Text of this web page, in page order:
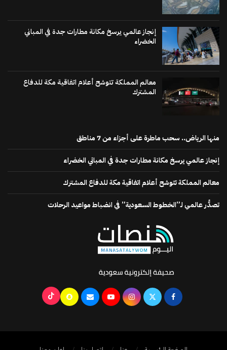
إنجاز عالمي يرسخ مكانة مطارات جدة في المباني
الخضراء
معالم المملكة تتوشح أعلام اتفاقية مكة للدفاع
المشترك
منها الرياض.. سحب ماطرة على أجزاء من 7 مناطق
إنجاز عالمي يرسخ مكانة مطارات جدة في المباني الخضراء
معالم المملكة تتوشح أعلام اتفاقية مكة للدفاع المشترك
تصدُّر عالمي لـ”الخطوط السعودية” في انضباط مواعيد الرحلات